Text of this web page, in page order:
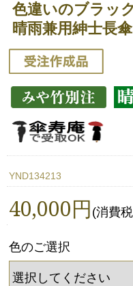
色違いのブラッ
晴雨兼用紳士長傘
YND134213
40,000円 (消費
色のご選択